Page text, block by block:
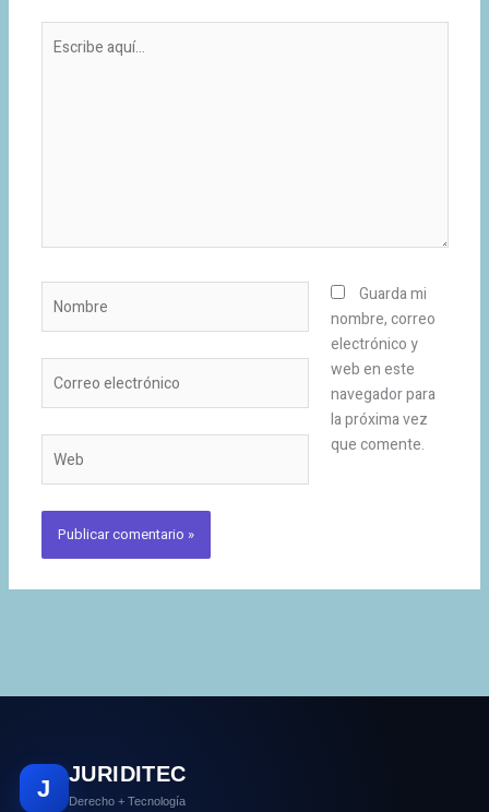
aquí...
electrónico
Guarda mi
nombre, correo
electrónico y
web en este
navegador para
la próxima vez
que comente.
J
JURIDITEC
Derecho + Tecnología